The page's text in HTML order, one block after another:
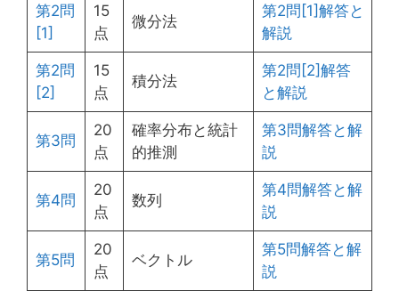
第2問
[1]
15
点
微分法
第2問[1]解答と
解説
第2問
[2]
15
点
積分法
第2問[2]解答
と解説
第3問
20
点
確率分布と統計
的推測
第3問解答と解
説
第4問
20
点
数列
第4問解答と解
説
第5問
20
点
ベクトル
第5問解答と解
説